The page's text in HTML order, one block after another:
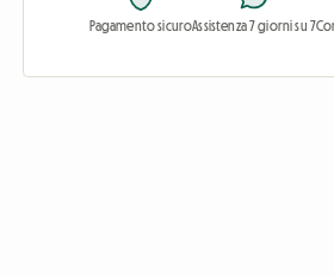
Pagamento sicuroAssistenza 7 giorni su 7